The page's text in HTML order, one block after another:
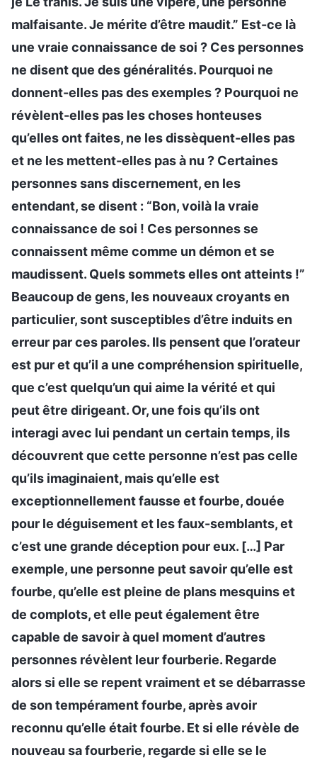
malfaisante. Je mérite d’être maudit.” Est-ce là
une vraie connaissance de soi ? Ces personnes
ne disent que des généralités. Pourquoi ne
donnent-elles pas des exemples ? Pourquoi ne
révèlent-elles pas les choses honteuses
qu’elles ont faites, ne les dissèquent-elles pas
et ne les mettent-elles pas à nu ? Certaines
personnes sans discernement, en les
entendant, se disent : “Bon, voilà la vraie
connaissance de soi ! Ces personnes se
connaissent même comme un démon et se
maudissent. Quels sommets elles ont atteints !”
Beaucoup de gens, les nouveaux croyants en
particulier, sont susceptibles d’être induits en
erreur par ces paroles. Ils pensent que l’orateur
est pur et qu’il a une compréhension spirituelle,
que c’est quelqu’un qui aime la vérité et qui
peut être dirigeant. Or, une fois qu’ils ont
interagi avec lui pendant un certain temps, ils
découvrent que cette personne n’est pas celle
qu’ils imaginaient, mais qu’elle est
exceptionnellement fausse et fourbe, douée
pour le déguisement et les faux-semblants, et
c’est une grande déception pour eux. […] Par
exemple, une personne peut savoir qu’elle est
fourbe, qu’elle est pleine de plans mesquins et
de complots, et elle peut également être
capable de savoir à quel moment d’autres
personnes révèlent leur fourberie. Regarde
alors si elle se repent vraiment et se débarrasse
de son tempérament fourbe, après avoir
reconnu qu’elle était fourbe. Et si elle révèle de
nouveau sa fourberie, regarde si elle se le